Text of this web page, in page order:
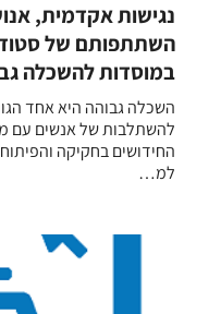
נגישות אקדמית,
השתתפותם של
במוסדות להשכלה
השכלה גבוהה היא אחד
להשתלבות של אנשים עם
החידושים בחקיקה
למ…